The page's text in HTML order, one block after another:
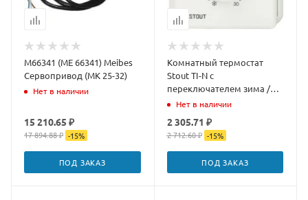
M66341 (ME 66341) Meibes
Сервопривод (MK 25-32)
Нет в наличии
15 210.65 ₽
17 894.88 ₽ -15%
ПОД ЗАКАЗ
Комнатный термостат
Stout TI-N с
переключателем зима /
лето и светодиодом
Нет в наличии
2 305.71 ₽
2 712.60 ₽ -15%
ПОД ЗАКАЗ